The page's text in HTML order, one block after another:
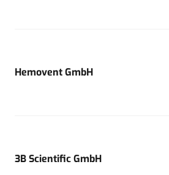
Hemovent GmbH
3B Scientific GmbH